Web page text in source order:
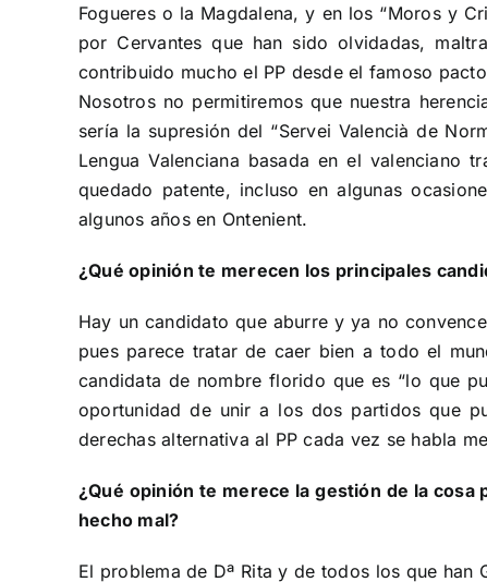
Fogueres o la Magdalena, y en los “Moros y
por Cervantes que han sido olvidadas,
contribuido mucho el PP desde el famoso
Nosotros no permitiremos que nuestra
sería la supresión del “Servei Valencià de
Lengua Valenciana basada en el valenciano
quedado patente, incluso en algunas
algunos años en Ontenient.
¿Qué opinión te merecen los principales
Hay un candidato que aburre y ya no
pues parece tratar de caer bien a todo el
candidata de nombre florido que es “lo que
oportunidad de unir a los dos partidos que
derechas alternativa al PP cada vez se habla
¿Qué opinión te merece la gestión de la cosa
hecho mal?
El problema de Dª Rita y de todos los que